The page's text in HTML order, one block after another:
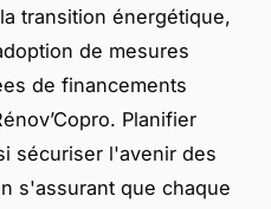
transition énergétique,
de mesures
de financements
Planifier
sécuriser l'avenir des
s'assurant que chaque